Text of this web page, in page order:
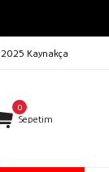
2025 Kaynakça
0
Sepetim